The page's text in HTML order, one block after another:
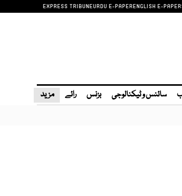
EXPRESS TRIBUNEURDU E-PAPERENGLISH E-PAPER
سائنس و ٹیکنالوجی بزنس رائے مزید